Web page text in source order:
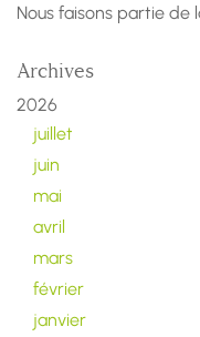
Nous faisons partie de
Archives
2026
juillet
juin
mai
avril
mars
février
janvier